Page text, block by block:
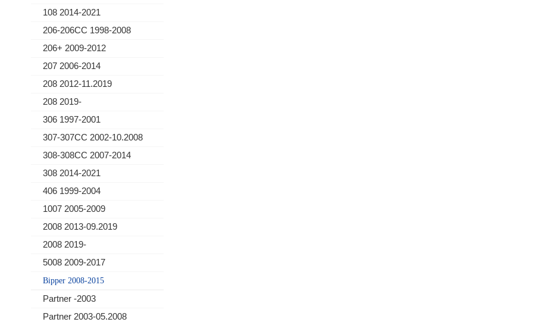
108 2014-2021
206-206CC 1998-2008
206+ 2009-2012
207 2006-2014
208 2012-11.2019
208 2019-
306 1997-2001
307-307CC 2002-10.2008
308-308CC 2007-2014
308 2014-2021
406 1999-2004
1007 2005-2009
2008 2013-09.2019
2008 2019-
5008 2009-2017
Bipper 2008-2015
Partner -2003
Partner 2003-05.2008